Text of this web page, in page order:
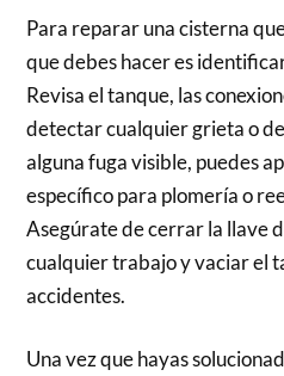
Para reparar una cisterna
que debes hacer es
Revisa el tanque, las
detectar cualquier grieta o
alguna fuga visible, puedes
específico para plomería o
Asegúrate de cerrar la llave
cualquier trabajo y vaciar el
accidentes.
Una vez que hayas